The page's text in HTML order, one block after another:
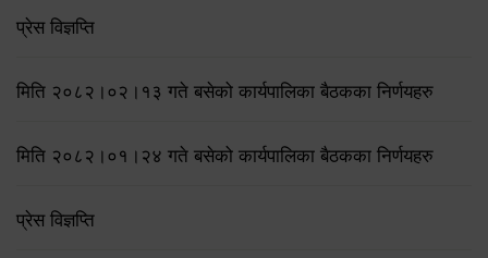
प्रेस विज्ञप्ति
मिति २०८२।०२।१३ गते बसेको कार्यपालिका बैठकका निर्णयहरु
मिति २०८२।०१।२४ गते बसेको कार्यपालिका बैठकका निर्णयहरु
प्रेस विज्ञप्ति